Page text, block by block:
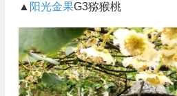
▲ 阳光金果G3猕猴桃